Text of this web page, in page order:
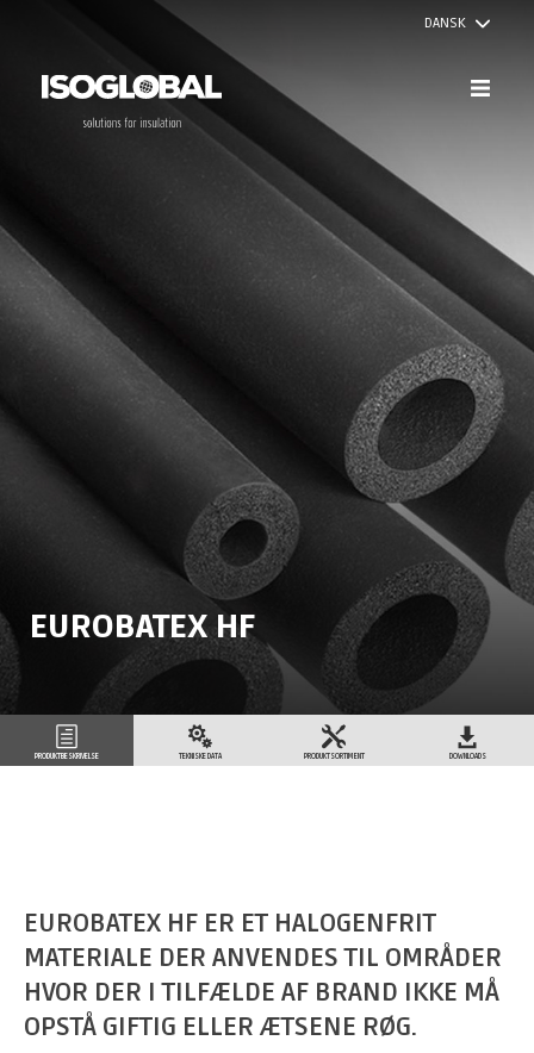
DANSK
EUROBATEX HF
PRODUKTBESKRIVELSE TEKNISKE DATA PRODUKTSORTIMENT DOWNLOADS
EUROBATEX HF ER ET HALOGENFRIT
MATERIALE DER ANVENDES TIL OMRÅDER
HVOR DER I TILFÆLDE AF BRAND IKKE MÅ
OPSTÅ GIFTIG ELLER ÆTSENE RØG.